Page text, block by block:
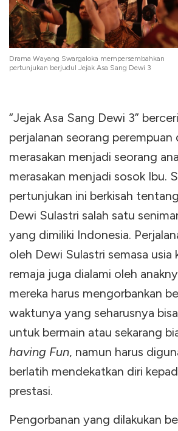
Drama Wayang Swargaloka mempersembahkan
pertunjukan berjudul Jejak Asa Sang Dewi 3
“Jejak Asa Sang Dewi 3”
perjalanan seorang perempuan
merasakan menjadi seorang
merasakan menjadi sosok Ibu.
pertunjukan ini berkisah
Dewi Sulastri salah satu
yang dimiliki Indonesia.
oleh Dewi Sulastri semasa usia
remaja juga dialami oleh
mereka harus mengorbankan
waktunya yang seharusnya
untuk bermain atau sekarang
having Fun, namun harus
berlatih mendekatkan diri
prestasi.
Pengorbanan yang dilakukan